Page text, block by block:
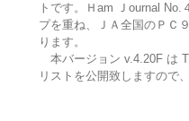
トです。Ｈam Ｊournal
プを重ね、ＪＡ全国のＰＣ
ります。
本バージョン v.4.20F は
リストを公開致しますので